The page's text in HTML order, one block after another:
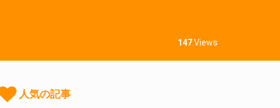
147Views
人気の記事